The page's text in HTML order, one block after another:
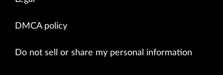
DMCA policy
Do not sell or share my personal information